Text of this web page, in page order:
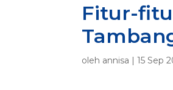
Fitur-
oleh annisa |15 Sep